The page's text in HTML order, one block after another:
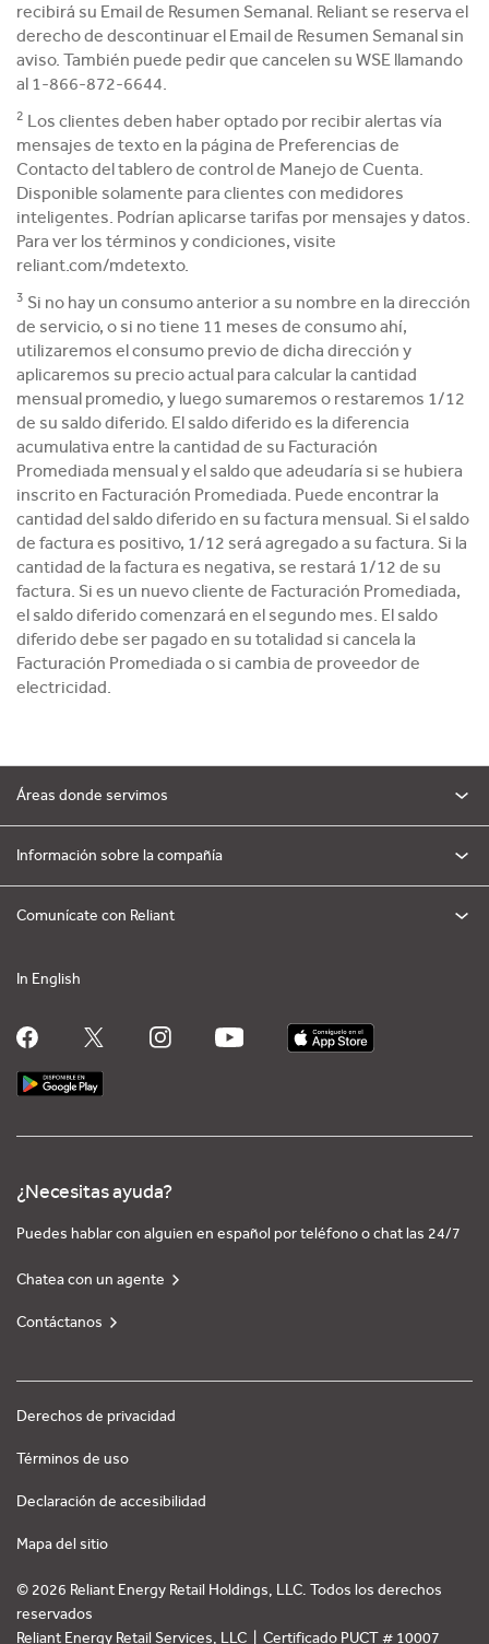
recibirá su Email de Resumen Semanal. Reliant se reserva el
derecho de descontinuar el Email de Resumen Semanal sin
aviso. También puede pedir que cancelen su WSE llamando
al 1-866-872-6644.
2
Los clientes deben haber optado por recibir alertas vía
mensajes de texto en la página de Preferencias de
Contacto del tablero de control de Manejo de Cuenta.
Disponible solamente para clientes con medidores
inteligentes. Podrían aplicarse tarifas por mensajes y datos.
Para ver los términos y condiciones, visite
reliant.com/mdetexto.
3 Si no hay un consumo anterior a su nombre en la dirección
de servicio, o si no tiene 11 meses de consumo ahí,
utilizaremos el consumo previo de dicha dirección y
aplicaremos su precio actual para calcular la cantidad
mensual promedio, y luego sumaremos o restaremos 1/12
de su saldo diferido. El saldo diferido es la diferencia
acumulativa entre la cantidad de su Facturación
Promediada mensual y el saldo que adeudaría si se hubiera
inscrito en Facturación Promediada. Puede encontrar la
cantidad del saldo diferido en su factura mensual. Si el saldo
de factura es positivo, 1/12 será agregado a su factura. Si la
cantidad de la factura es negativa, se restará 1/12 de su
factura. Si es un nuevo cliente de Facturación Promediada,
el saldo diferido comenzará en el segundo mes. El saldo
diferido debe ser pagado en su totalidad si cancela la
Facturación Promediada o si cambia de proveedor de
electricidad.
Áreas donde servimos
Información sobre la compañía
Comunícate con Reliant
In English
¿Necesitas ayuda?
Puedes hablar con alguien en español por teléfono o chat las 24/7
Chatea con un agente
Contáctanos
Derechos de privacidad
Términos de uso
Declaración de accesibilidad
Mapa del sitio
© 2026 Reliant Energy Retail Holdings, LLC. Todos los derechos
reservados
Reliant Energy Retail Services, LLC | Certificado PUCT # 10007